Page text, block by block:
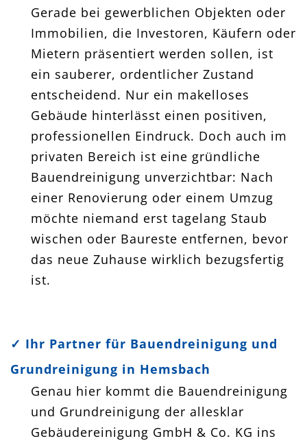
Gerade bei gewerblichen Objekten oder
Immobilien, die Investoren, Käufern oder
Mietern präsentiert werden sollen, ist
ein sauberer, ordentlicher Zustand
entscheidend. Nur ein makelloses
Gebäude hinterlässt einen positiven,
professionellen Eindruck. Doch auch im
privaten Bereich ist eine gründliche
Bauendreinigung unverzichtbar: Nach
einer Renovierung oder einem Umzug
möchte niemand erst tagelang Staub
wischen oder Baureste entfernen, bevor
das neue Zuhause wirklich bezugsfertig
ist.
✓ Ihr Partner für Bauendreinigung und
Grundreinigung in Hemsbach
Genau hier kommt die Bauendreinigung
und Grundreinigung der allesklar
Gebäudereinigung GmbH & Co. KG ins